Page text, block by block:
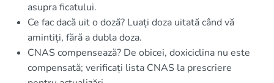
asupra ficatului.
Ce fac dacă uit o doză? Luați doza uitată când vă
amintiți, fără a dubla doza.
CNAS compensează? De obicei, doxiciclina nu este
compensată; verificați lista CNAS la prescriere